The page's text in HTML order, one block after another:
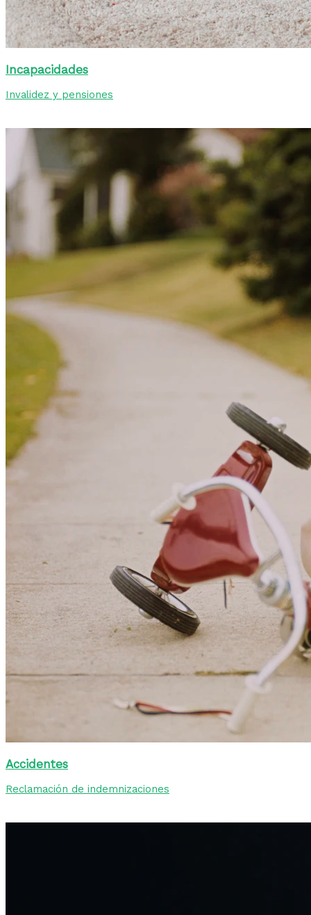
Incapacidades
Invalidez y pensiones
Accidentes
Reclamación de indemnizaciones